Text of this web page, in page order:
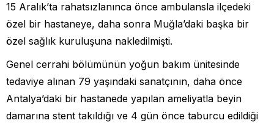
15 Aralık’ta rahatsızlanınca önce ambulansla ilçedeki
özel bir hastaneye, daha sonra Muğla’daki başka bir
özel sağlık kuruluşuna nakledilmişti.
Genel cerrahi bölümünün yoğun bakım ünitesinde
tedaviye alınan 79 yaşındaki sanatçının, daha önce
Antalya’daki bir hastanede yapılan ameliyatla beyin
damarına stent takıldığı ve 4 gün önce taburcu edildiği